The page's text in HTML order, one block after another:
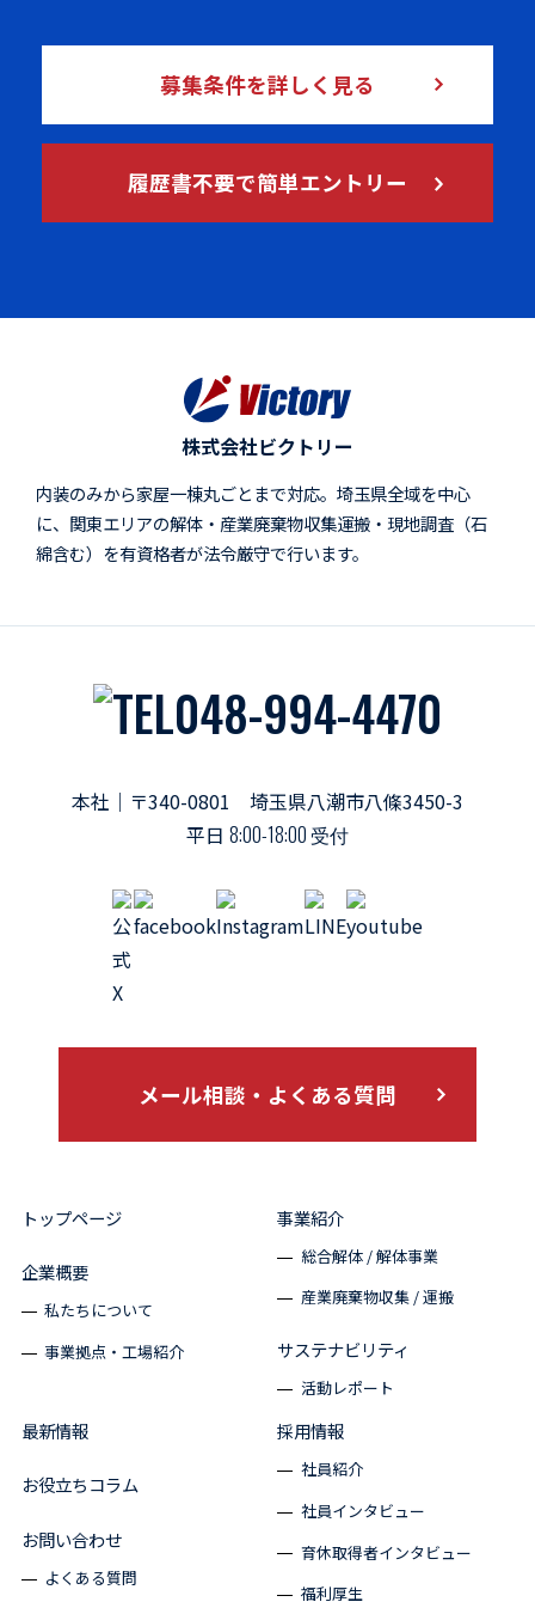
募集条件を詳しく見る
履歴書不要で簡単エントリー
株式会社ビクトリー
内装のみから家屋一棟丸ごとまで対応。埼玉県全域を中心
に、関東エリアの解体・産業廃棄物収集運搬・現地調査（石
綿含む）を有資格者が法令厳守で行います。
048-994-4470
本社｜〒340-0801 埼玉県八潮市八條3450-3
平日 8:00-18:00 受付
メール相談・よくある質問
トップページ
企業概要
私たちについて
事業拠点・工場紹介
事業紹介
総合解体 / 解体事業
産業廃棄物収集 / 運搬
サステナビリティ
活動レポート
最新情報
お役立ちコラム
お問い合わせ
よくある質問
採用情報
社員紹介
社員インタビュー
育休取得者インタビュー
福利厚生